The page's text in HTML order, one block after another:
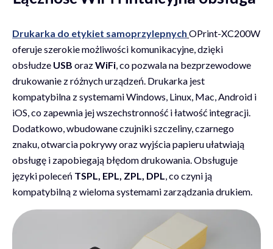
Drukarka do etykiet samoprzylepnych OPrint-XC200W
oferuje szerokie możliwości komunikacyjne, dzięki
obsłudze USB orazWiFi, co pozwala na bezprzewodowe
drukowanie z różnych urządzeń. Drukarka jest
kompatybilna z systemami Windows, Linux, Mac, Android i
iOS, co zapewnia jej wszechstronność i łatwość integracji.
Dodatkowo, wbudowane czujniki szczeliny, czarnego
znaku, otwarcia pokrywy oraz wyjścia papieru ułatwiają
obsługę i zapobiegają błędom drukowania. Obsługuje
języki poleceń TSPL, EPL, ZPL, DPL, co czyni ją
kompatybilną z wieloma systemami zarządzania drukiem.